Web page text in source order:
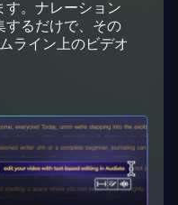
す。ナレーション
するだけで、その
ライン上のビデオ